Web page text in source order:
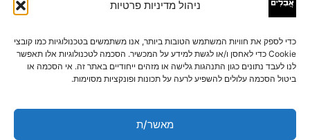
ניהול מדיניות פרטיות
כדי לספק את חוויות המשתמש הטובות ביותר, אנו משתמשים בטכנולוגיות כמו קובצי
Cookie כדי לאחסן ו/או לגשת למידע על המכשיר. הסכמה לטכנולוגיות אלו תאפשר
לנו לעבד נתונים כגון התנהגות גלישה או מזהים ייחודיים באתר זה. אי הסכמה או
ביטול הסכמה עלולים להשפיע לרעה על תכונות ופונקציות מסוימות.
מאשר/ת
שם
אימייל*